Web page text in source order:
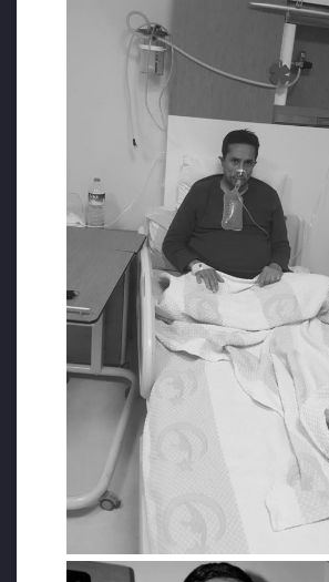
yap dediler…” diye söylüyor.
“..verin kağıt imzalayayım
bende benimle uğraşmayın…”
Doktorlar kan değerlerinin iyi
büyük ölçüde iyileştiğini
şaşkınlıkla ama rahmetli ısrar
rahat bırakın diye. Babasına en
söylüyor; “…babacığım herkese
ediyorum ama tek bir kişiye
27 senelik arkadaşım olan S.Y’ ye
etmiyorum, Mahkeme-i
bekleyeceğim ve onunla
diyerek huzurla bu dünyadan
Tek tek söyleyip cemaatçi diye
Hey gidi S.Y değdi mi? Ey S.Y çok
çok… Ruhun şad olsun
kardeşim.”